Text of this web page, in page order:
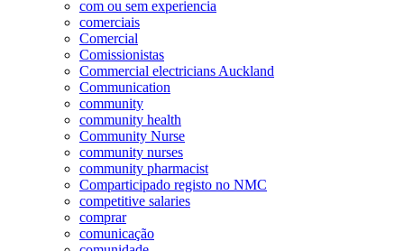
com ou sem experiencia
comerciais
Comercial
Comissionistas
Commercial electricians Auckland
Communication
community
community health
Community Nurse
community nurses
community pharmacist
Comparticipado registo no NMC
competitive salaries
comprar
comunicação